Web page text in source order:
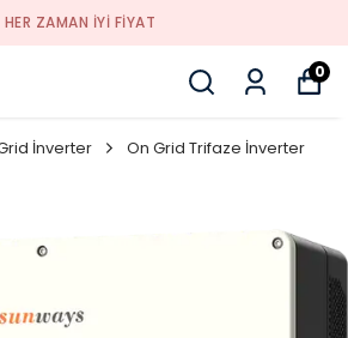
HER ZAMAN IYI FIYAT
0
İnverter On Grid Trifaze İnverter